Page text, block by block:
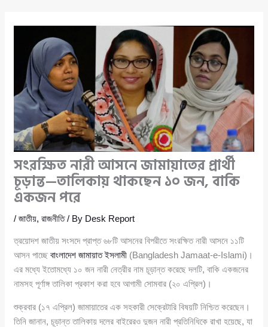
সংরক্ষিত নারী আসনে জামায়াতের প্রার্থী
চূড়ান্ত—তালিকায় থাকছেন ১০ জন, বাকি
একজন পরে
/জাতীয়,রাজনীতি/ By Desk Report
ত্রয়োদশ জাতীয় সংসদে প্রাপ্ত ৬৮টি আসনের বিপরীতে সংরক্ষিত নারী আসনে ১১টি
আসন পাচ্ছেবাংলাদেশ জামায়াত ইসলামী (Bangladesh Jamaat-e-Islami)।
এর মধ্যে ইতোমধ্যে ১০ জন নারী নেত্রীর নাম চূড়ান্ত করেছে দলটি, বাকি একজনের
নামসহ পূর্ণাঙ্গ তালিকা প্রকাশ করা হবে আগামী সোমবার (২০ এপ্রিল)।
শুক্রবার (১৭ এপ্রিল) জামায়াতের এক সহকারী সেক্রেটারি বিষয়টি নিশ্চিত করেছেন।
তিনি জানান, চূড়ান্ত তালিকায় দলের বাইরেরও দুজন নারী প্রতিনিধিকে রাখা হয়েছে, যা